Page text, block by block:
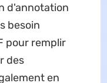
d'annotation
besoin
pour remplir
des
en